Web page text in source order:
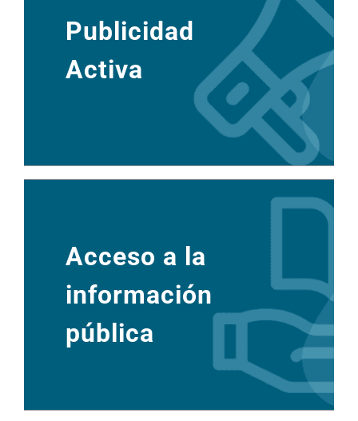
Publicidad
Activa
Acceso a la
información
pública